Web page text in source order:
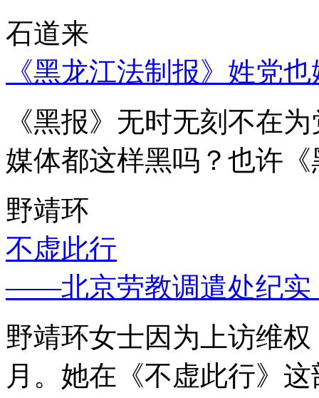
石道来
《黑龙江法制报》姓党
《黑报》无时无刻不在
媒体都这样黑吗？也许
野靖环
不虚此行
——北京劳教调遣处纪实
野靖环女士因为上访维
月。她在《不虚此行》